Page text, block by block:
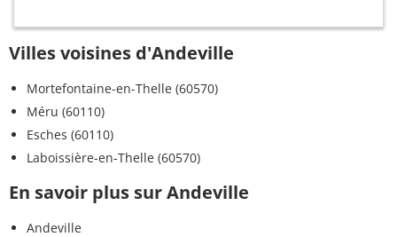
Villes voisines d'Andeville
Mortefontaine-en-Thelle (60570)
Méru (60110)
Esches (60110)
Laboissière-en-Thelle (60570)
En savoir plus sur Andeville
Andeville